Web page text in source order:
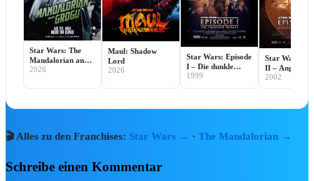
Disney Prinzessinnen - Spirit Jersey für
Erwachsene
90,00 € Jetzt entdecken ➔
Die Monster AG - Sweatshirt für
Erwachsene
Star Wars: The
Mandalorian and
Grogu
2026
Maul: Shadow
Lord
2026
Star Wars: Episode
I – Die dunkle
Bedrohung
1999
Star Wars:
II – Angriff
Klonkrieger
2002
🎬 Alles zu den Franchises: Star Wars → · The Mandalorian →
Schreibe einen Kommentar